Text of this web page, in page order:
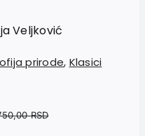
Veljković
prirode, Klasici
RSD